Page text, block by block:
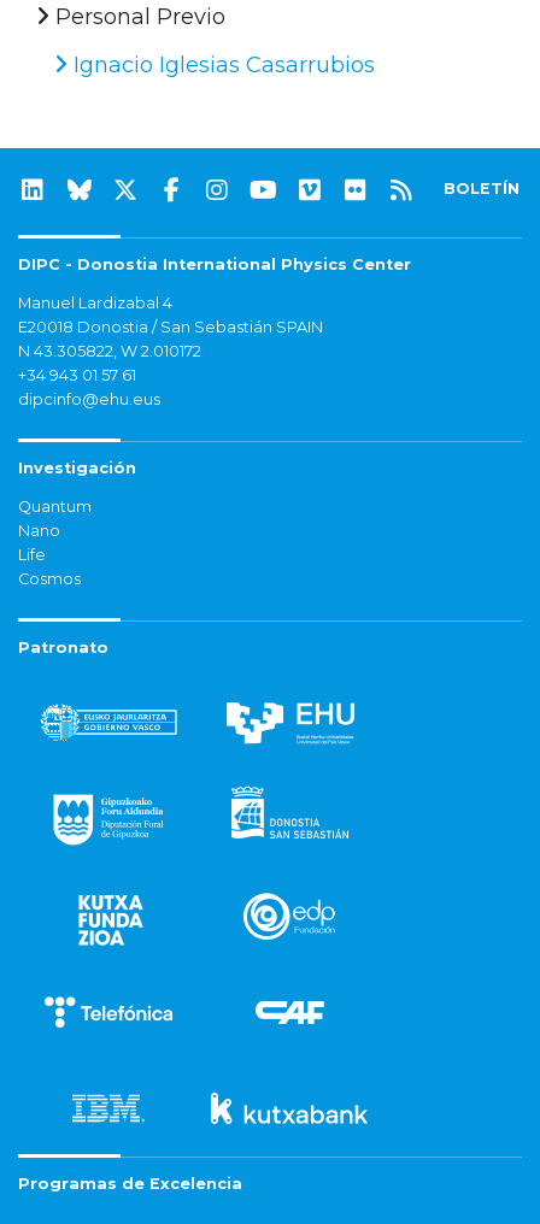
Personal Previo
Ignacio Iglesias Casarrubios
BOLETÍN
DIPC - Donostia International Physics Center
Manuel Lardizabal 4
E20018 Donostia / San Sebastián SPAIN
N 43.305822, W 2.010172
+34 943 01 57 61
dipcinfo@ehu.eus
Investigación
Quantum
Nano
Life
Cosmos
Patronato
Programas de Excelencia